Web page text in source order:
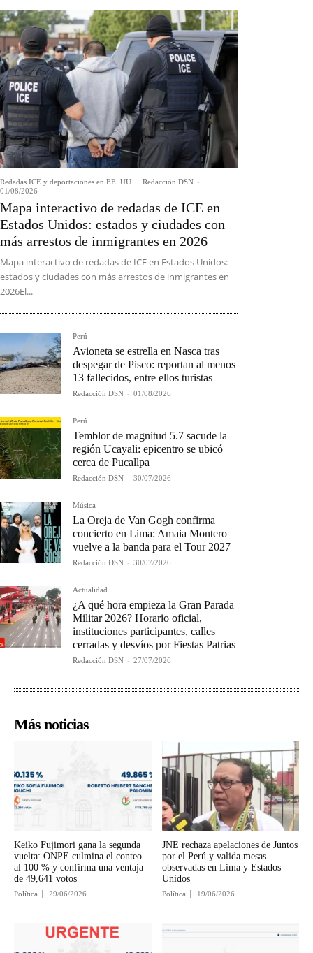
Redadas ICE y deportaciones en EE. UU. Redacción DSN -
01/08/2026
Mapa interactivo de redadas de ICE en
Estados Unidos: estados y ciudades con
más arrestos de inmigrantes en 2026
Mapa interactivo de redadas de ICE en Estados Unidos:
estados y ciudades con más arrestos de inmigrantes en
2026El...
Perú
Avioneta se estrella en Nasca tras
despegar de Pisco: reportan al menos
13 fallecidos, entre ellos turistas
Redacción DSN - 01/08/2026
Perú
Temblor de magnitud 5.7 sacude la
región Ucayali: epicentro se ubicó
cerca de Pucallpa
Redacción DSN - 30/07/2026
Música
La Oreja de Van Gogh confirma
concierto en Lima: Amaia Montero
vuelve a la banda para el Tour 2027
Redacción DSN - 30/07/2026
Actualidad
¿A qué hora empieza la Gran Parada
Militar 2026? Horario oficial,
instituciones participantes, calles
cerradas y desvíos por Fiestas Patrias
Redacción DSN - 27/07/2026
Más noticias
Keiko Fujimori gana la segunda
vuelta: ONPE culmina el conteo
al 100 % y confirma una ventaja
de 49,641 votos
Política 29/06/2026
JNE rechaza apelaciones de Juntos
por el Perú y valida mesas
observadas en Lima y Estados
Unidos
Política 19/06/2026